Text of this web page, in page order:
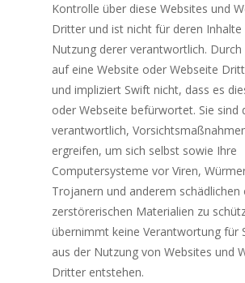
Kontrolle über diese Websites und
Dritter und ist nicht für deren Inhalte
Nutzung derer verantwortlich. Durch
auf eine Website oder Webseite
und impliziert Swift nicht, dass es
oder Webseite befürwortet. Sie sind
verantwortlich,
ergreifen, um sich selbst sowie Ihre
Computersysteme vor Viren,
Trojanern und anderem schädlichen
zerstörerischen Materialien zu
übernimmt keine Verantwortung für
aus der Nutzung von Websites und
Dritter entstehen.